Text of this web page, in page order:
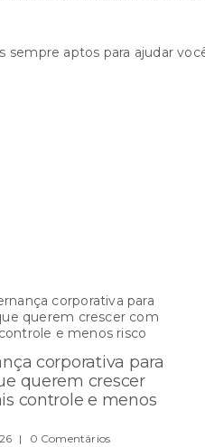
aptos para ajudar
corporativa para
querem crescer
controle e menos
| 0 Comentários